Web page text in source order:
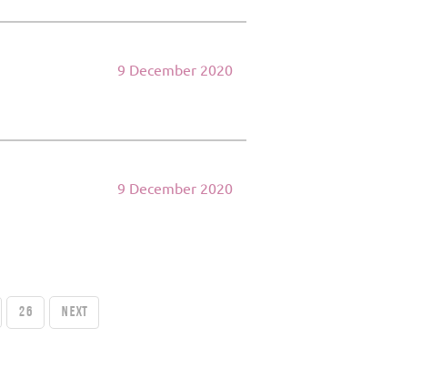
9 December 2020
9 December 2020
26 Next